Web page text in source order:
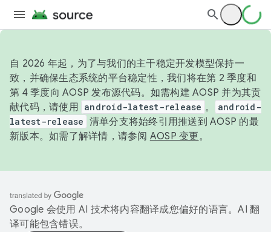
自 2026 年起，为了与我们的主干稳定开发模型保持一
致，并确保生态系统的平台稳定性，我们将在第 2 季度和
第 4 季度向 AOSP 发布源代码。如需构建 AOSP 并为其贡
献代码，请使用 android-latest-release 。
android-
latest-release 清单分支将始终引用推送到 AOSP 的最
新版本。如需了解详情，请参阅 AOSP 变更。
Google 会使用 AI 技术将内容翻译成您偏好的语言。AI 翻
译可能包含错误。